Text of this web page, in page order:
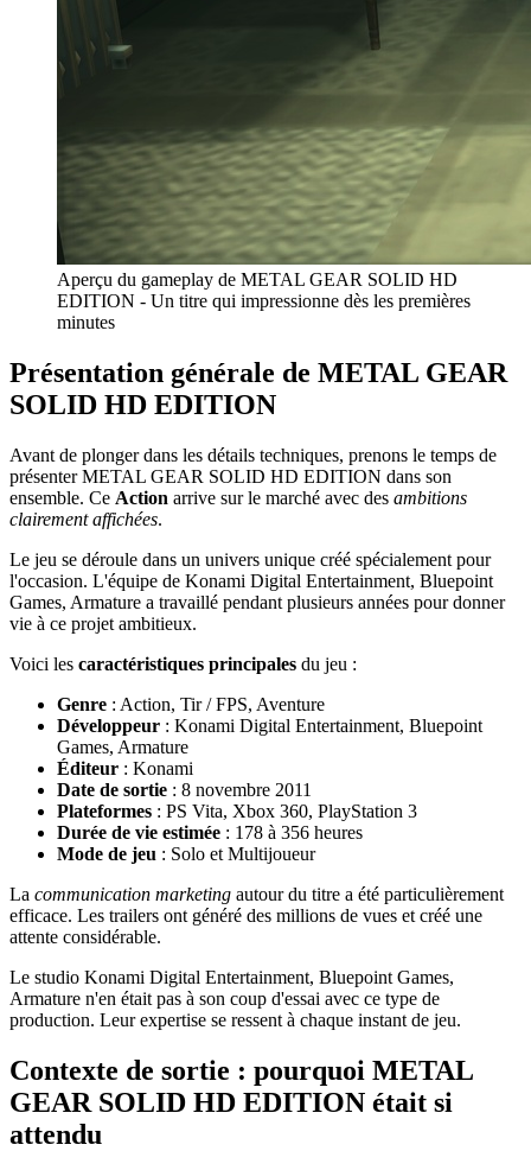
Aperçu du gameplay de METAL GEAR SOLID HD
EDITION - Un titre qui impressionne dès les premières
minutes
Présentation générale de METAL GEAR
SOLID HD EDITION
Avant de plonger dans les détails techniques, prenons le temps de
présenter METAL GEAR SOLID HD EDITION dans son
ensemble. Ce Action arrive sur le marché avec des ambitions
clairement affichées.
Le jeu se déroule dans un univers unique créé spécialement pour
l'occasion. L'équipe de Konami Digital Entertainment, Bluepoint
Games, Armature a travaillé pendant plusieurs années pour donner
vie à ce projet ambitieux.
Voici les caractéristiques principales du jeu :
Genre : Action, Tir / FPS, Aventure
Développeur : Konami Digital Entertainment, Bluepoint
Games, Armature
Éditeur : Konami
Date de sortie : 8 novembre 2011
Plateformes : PS Vita, Xbox 360, PlayStation 3
Durée de vie estimée : 178 à 356 heures
Mode de jeu : Solo et Multijoueur
La communication marketing autour du titre a été particulièrement
efficace. Les trailers ont généré des millions de vues et créé une
attente considérable.
Le studio Konami Digital Entertainment, Bluepoint Games,
Armature n'en était pas à son coup d'essai avec ce type de
production. Leur expertise se ressent à chaque instant de jeu.
Contexte de sortie : pourquoi METAL
GEAR SOLID HD EDITION était si
attendu